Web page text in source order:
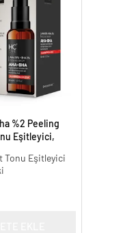
%2 Peeling
Eşitleyici,
Tonu Eşitleyici